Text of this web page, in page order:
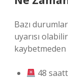
Bazı
uyarısı
48